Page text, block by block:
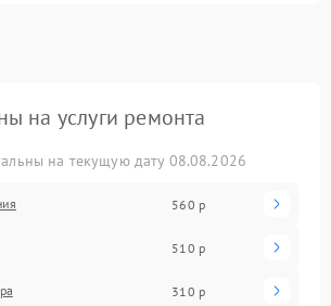
на услуги ремонта
на текущую дату 08.08.2026
560 р
510 р
310 р